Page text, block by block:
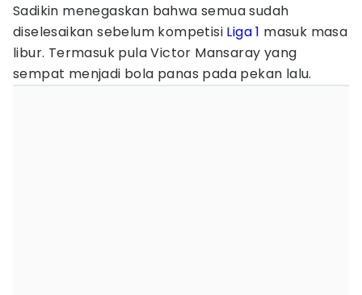
Sadikin menegaskan bahwa semua sudah
diselesaikan sebelum kompetisi Liga 1 masuk masa
libur. Termasuk pula Victor Mansaray yang
sempat menjadi bola panas pada pekan lalu.